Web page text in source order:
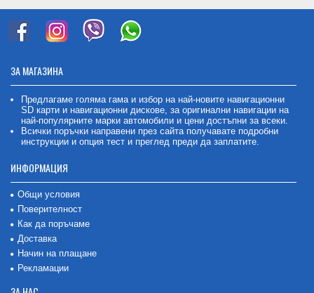
ЗА МАГАЗИНА
Предлагаме голяма гама и избор на най-новите навигационни
SD карти и навигационни дискове, за оригинални навигации на
най-популярните марки автомобили и цени достъпни за всеки.
Всички поръчки направени през сайта получавате подробни
инструкции и опция тест и преглед преди да заплатите.
ИНФОРМАЦИЯ
Общи условия
Поверителност
Как да поръчаме
Доставка
Начин на плащане
Рекламации